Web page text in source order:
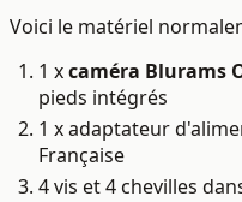
Voici le matériel
1 xcaméra Blurams
pieds intégrés
1 x adaptateur
Française
4 vis et 4 chevilles